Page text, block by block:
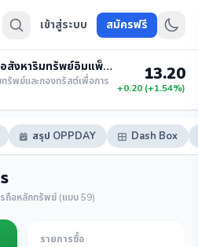
เข้าสู่ระบบ สมัครฟรี
ทรัสต์เพื่อการลงทุนในอสังหาริมทรัพย์อิมแพ็คโกรท
รัพย์และกองทรัสต์เพื่อการ
13.20
+0.20 (+1.54%)
สรุป OPPDAY Dash Box
ถือหลักทรัพย์ (แบบ 59)
รายการซื้อ